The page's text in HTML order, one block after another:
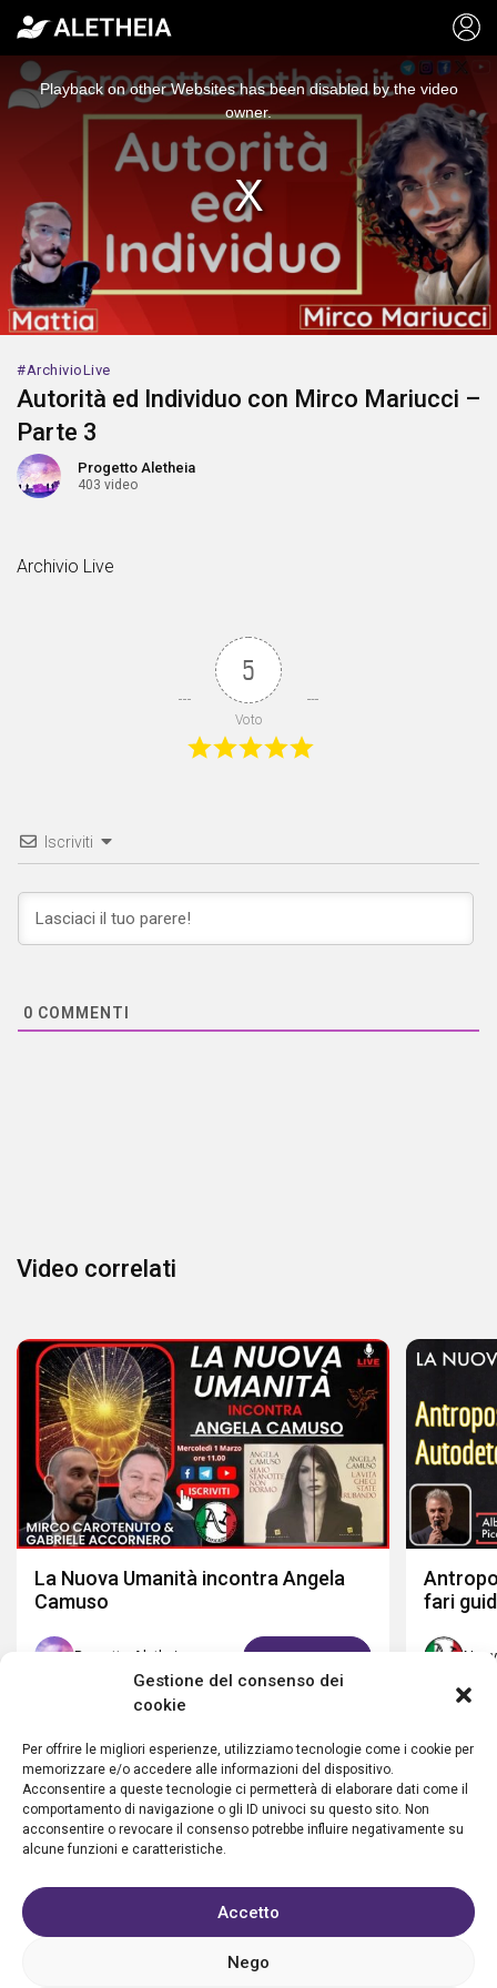
Gestione del consenso dei
cookie
Per offrire le migliori esperienze, utilizziamo tecnologie come i cookie per
memorizzare e/o accedere alle informazioni del dispositivo.
Acconsentire a queste tecnologie ci permetterà di elaborare dati come il
comportamento di navigazione o gli ID univoci su questo sito. Non
acconsentire o revocare il consenso potrebbe influire negativamente su
alcune funzioni e caratteristiche.
Accetto
Nego
modal
window.
Playback on other Websites has been disabled by the video
owner.
ArchivioLive
Autorità ed Individuo con Mirco Mariucci –
Parte 3
Progetto Aletheia
403 video
Archivio Live
5
Voto
Iscriviti
0 COMMENTI
Video correlati
La Nuova Umanità incontra Angela
Camuso
Progetto Aletheia
fari
Privacy policy
Registrazione struttura